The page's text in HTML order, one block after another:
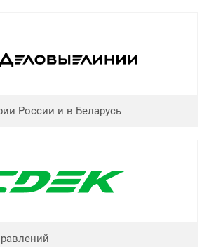
России и в Беларусь